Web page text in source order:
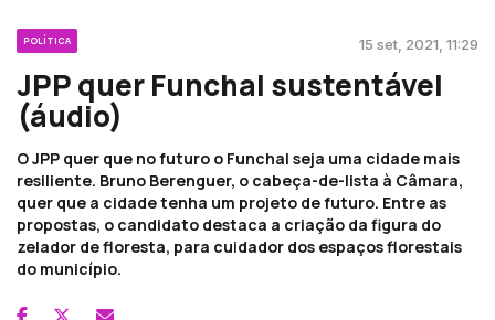
POLÍTICA 15 set, 2021, 11:29
JPP quer Funchal sustentável
(áudio)
O JPP quer que no futuro o Funchal seja uma cidade mais
resiliente. Bruno Berenguer, o cabeça-de-lista à Câmara,
quer que a cidade tenha um projeto de futuro. Entre as
propostas, o candidato destaca a criação da figura do
zelador de floresta, para cuidador dos espaços florestais
do município.